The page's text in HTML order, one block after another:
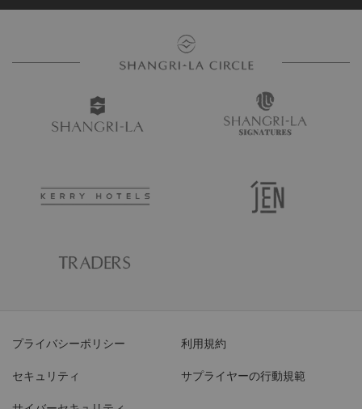
プライバシーポリシー 利用規約
セキュリティ サプライヤーの行動規範